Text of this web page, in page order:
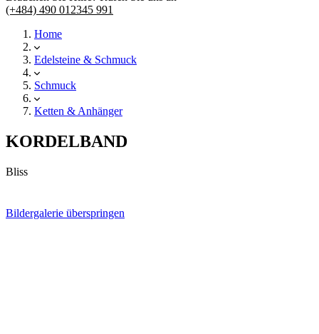
(+484) 490 012345 991
Home
Edelsteine & Schmuck
Schmuck
Ketten & Anhänger
KORDELBAND
Bliss
Bildergalerie überspringen